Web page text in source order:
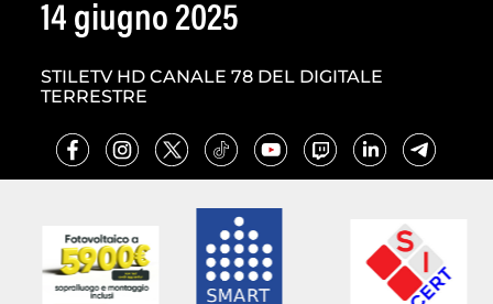
14 giugno 2025
STILETV HD CANALE 78 DEL DIGITALE
TERRESTRE